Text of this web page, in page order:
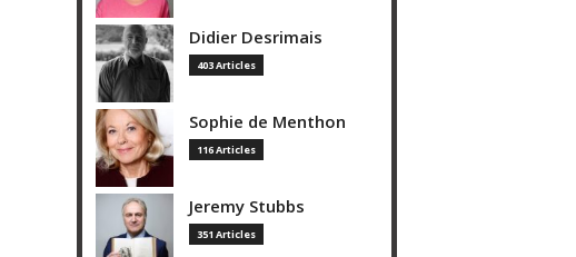
Didier Desrimais
403 Articles
Sophie de Menthon
116 Articles
Jeremy Stubbs
351 Articles